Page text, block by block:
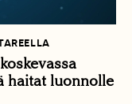
haitat luonnolle